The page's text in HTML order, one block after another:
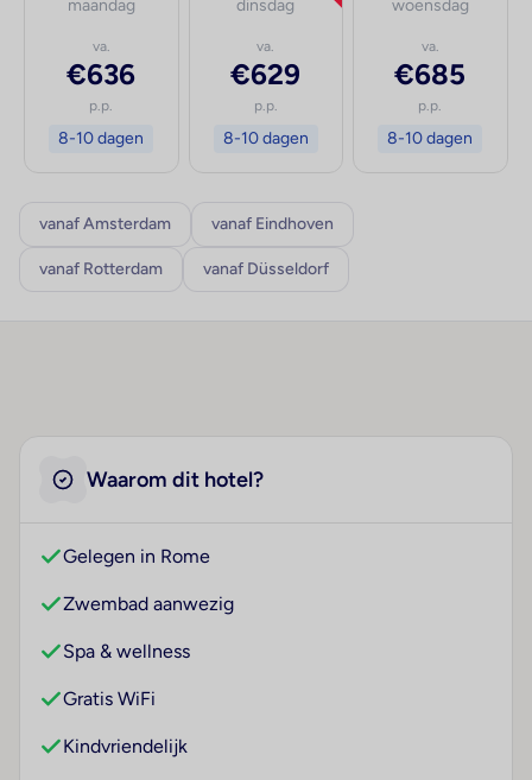
maandag
va.
€636
p.p.
8-10 dagen
dinsdag
va.
€629
p.p.
8-10 dagen
woensdag
va.
€685
p.p.
8-10 dagen
vanaf Amsterdam vanaf Eindhoven
vanaf Rotterdam vanaf Düsseldorf
Waarom dit hotel?
Gelegen in Rome
Zwembad aanwezig
Spa & wellness
Gratis WiFi
Kindvriendelijk